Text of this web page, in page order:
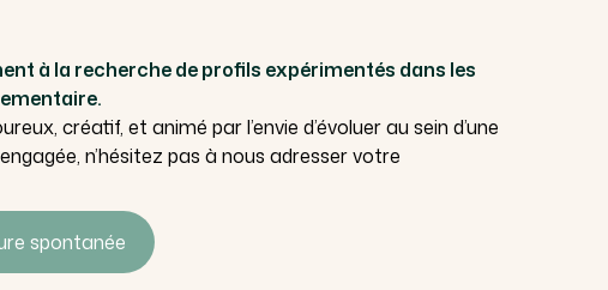
à la recherche de profils expérimentés dans les
créatif, et animé par l’envie d’évoluer au sein d’une
engagée, n’hésitez pas à nous adresser votre
spontanée